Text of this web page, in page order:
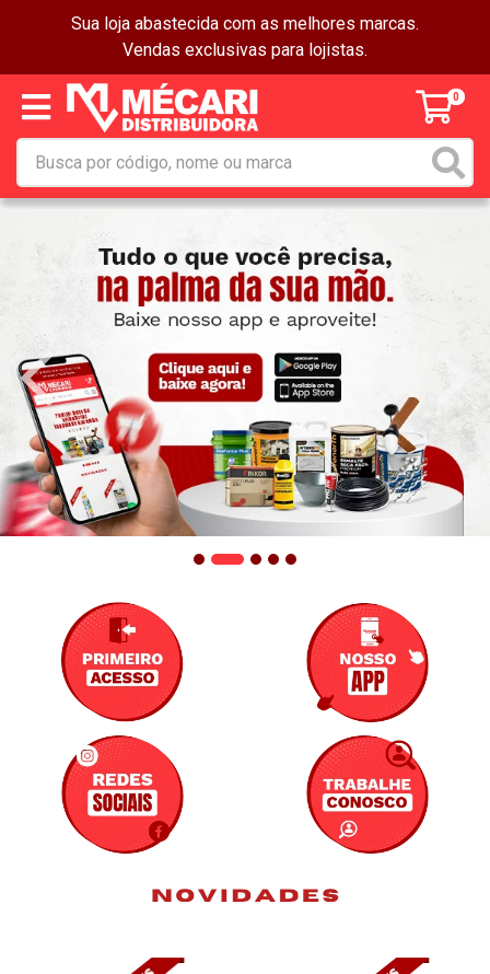
Sua loja abastecida com as melhores marcas.
Vendas exclusivas para lojistas.
0